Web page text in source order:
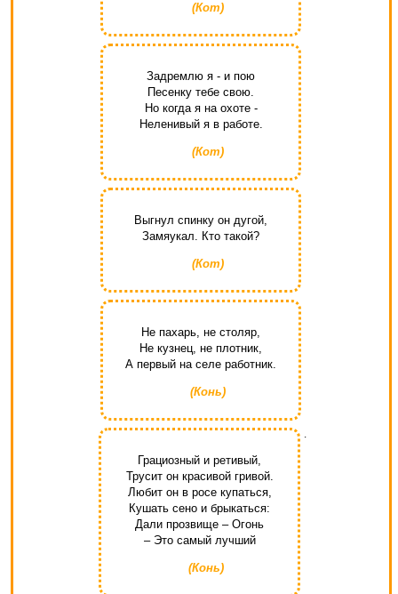
(Кот)
Задремлю я - и пою
Песенку тебе свою.
Но когда я на охоте -
Неленивый я в работе.
(Кот)
Выгнул спинку он дугой,
Замяукал. Кто такой?
(Кот)
Не пахарь, не столяр,
Не кузнец, не плотник,
А первый на селе работник.
(Конь)
Грациозный и ретивый,
Трусит он красивой гривой.
Любит он в росе купаться,
Кушать сено и брыкаться:
Дали прозвище – Огонь
– Это самый лучший
(Конь)
.